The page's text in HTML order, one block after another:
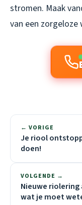
stromen. Maak
van een zorgeloze
← VORIGE
Je riool
doen!
VOLGENDE →
Nieuwe riolering
wat je moet